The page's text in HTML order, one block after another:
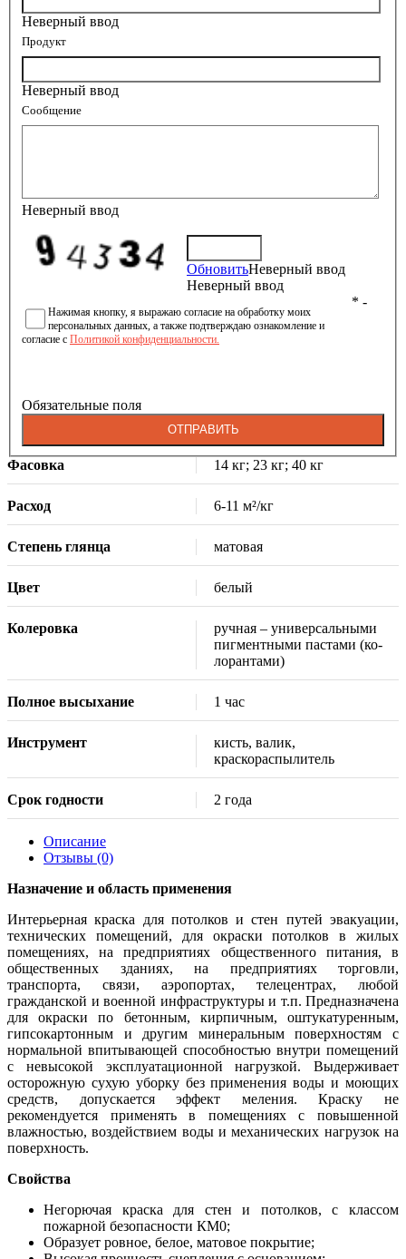
Неверный ввод
Продукт
Неверный ввод
Сообщение
Неверный ввод
ОбновитьНеверный ввод
Нажимая кнопку, я выражаю согласие на обработку моих
персональных данных, а также подтверждаю ознакомление и
согласие с Политикой конфиденциальности.
Неверный ввод
* -
Обязательные поля
ОТПРАВИТЬ
Фасовка 14 кг; 23 кг; 40 кг
Расход 6-11 м²/кг
Степень глянца матовая
Цвет белый
Колеровка
ручная – универсальными
пигментными пастами (ко-
лорантами)
Полное высыхание 1 час
Инструмент
кисть, валик,
краскораспылитель
Срок годности 2 года
Описание
Отзывы (0)
Назначение и область применения
Интерьерная краска для потолков и стен путей эвакуации,
технических помещений, для окраски потолков в жилых
помещениях, на предприятиях общественного питания, в
общественных зданиях, на предприятиях торговли,
транспорта, связи, аэропортах, телецентрах, любой
гражданской и военной инфраструктуры и т.п. Предназначена
для окраски по бетонным, кирпичным, оштукатуренным,
гипсокартонным и другим минеральным поверхностям с
нормальной впитывающей способностью внутри помещений
с невысокой эксплуатационной нагрузкой. Выдерживает
осторожную сухую уборку без применения воды и моющих
средств, допускается эффект меления. Краску не
рекомендуется применять в помещениях с повышенной
влажностью, воздействием воды и механических нагрузок на
поверхность.
Свойства
Негорючая краска для стен и потолков, с классом
пожарной безопасности КМ0;
Образует ровное, белое, матовое покрытие;